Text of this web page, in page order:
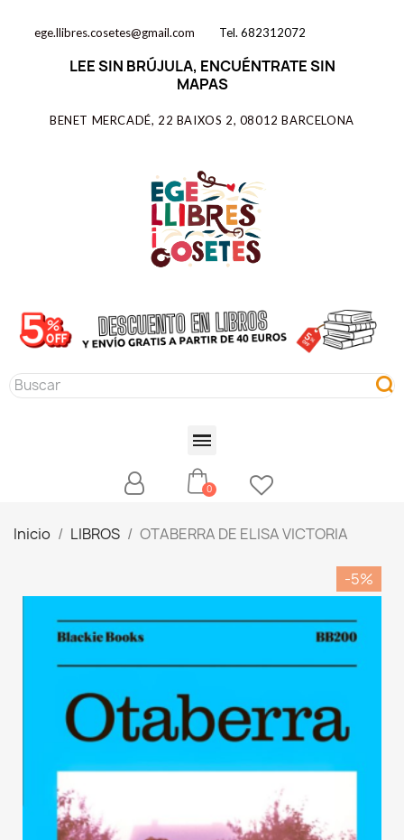
ege.llibres.cosetes@gmail.com Tel. 682312072
LEE SIN BRÚJULA, ENCUÉNTRATE SIN
MAPAS
BENET MERCADÉ, 22 BAIXOS 2, 08012 BARCELONA
Inicio LIBROS OTABERRA DE ELISA VICTORIA
-5%